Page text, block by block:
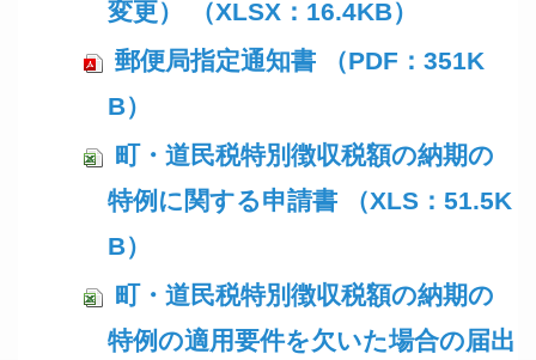
変更） （XLSX：16.4KB）
郵便局指定通知書 （PDF：351K
B）
町・道民税特別徴収税額の納期の
特例に関する申請書 （XLS：51.5K
B）
町・道民税特別徴収税額の納期の
特例の適用要件を欠いた場合の届出